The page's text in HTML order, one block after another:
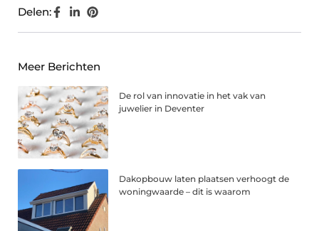
Delen:
Meer Berichten
De rol van innovatie in het vak van
juwelier in Deventer
Dakopbouw laten plaatsen verhoogt de
woningwaarde – dit is waarom